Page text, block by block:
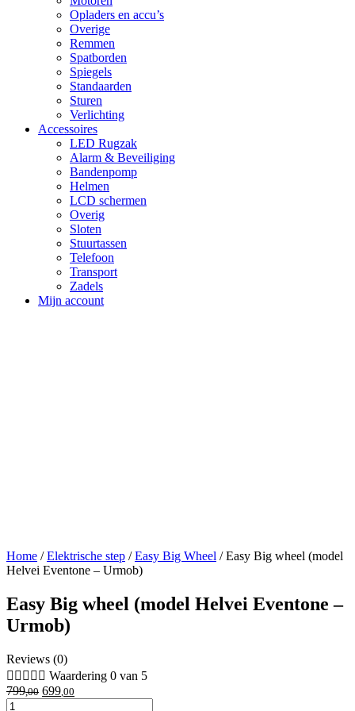
Opladers en accu’s
Overige
Remmen
Spatborden
Spiegels
Standaarden
Sturen
Verlichting
Accessoires
LED Rugzak
Alarm & Beveiliging
Bandenpomp
Helmen
LCD schermen
Overig
Sloten
Stuurtassen
Telefoon
Transport
Zadels
Mijn account
Home /Elektrische step /Easy Big Wheel /Easy Big wheel (model
Helvei Eventone – Urmob)
Easy Big wheel (model Helvei Eventone –
Urmob)
Reviews (0)
     Waardering 0 van 5
799,00 Oorspronkelijke
699 ,00
Easy